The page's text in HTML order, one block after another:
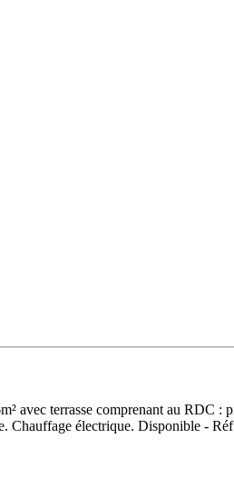
avec terrasse comprenant au RDC
Chauffage électrique. Disponible -